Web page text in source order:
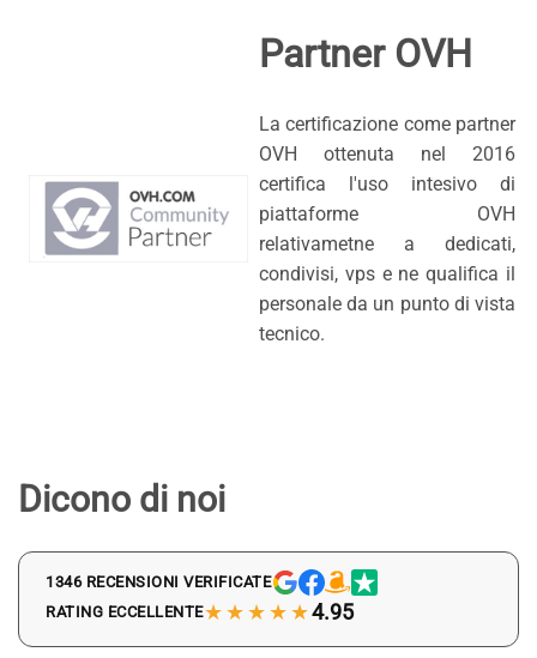
Partner OVH
La certificazione come partner
OVH ottenuta nel 2016
certifica l'uso intesivo di
piattaforme OVH
relativametne a dedicati,
condivisi, vps e ne qualifica il
personale da un punto di vista
tecnico.
Dicono di noi
1346 RECENSIONI VERIFICATE
RATING ECCELLENTE★★★★★4.95